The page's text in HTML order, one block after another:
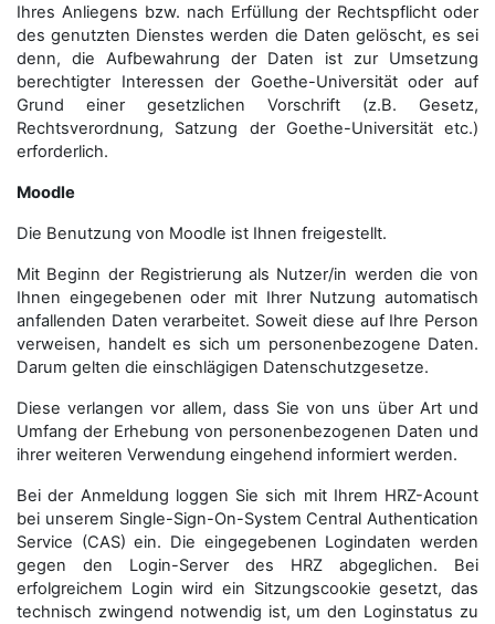
Ihres Anliegens bzw. nach Erfüllung der Rechtspflicht oder
des genutzten Dienstes werden die Daten gelöscht, es sei
denn, die Aufbewahrung der Daten ist zur Umsetzung
berechtigter Interessen der Goethe-Universität oder auf
Grund einer gesetzlichen Vorschrift (z.B. Gesetz,
Rechtsverordnung, Satzung der Goethe-Universität etc.)
erforderlich.
Moodle
Die Benutzung von Moodle ist Ihnen freigestellt.
Mit Beginn der Registrierung als Nutzer/in werden die von
Ihnen eingegebenen oder mit Ihrer Nutzung automatisch
anfallenden Daten verarbeitet. Soweit diese auf Ihre Person
verweisen, handelt es sich um personenbezogene Daten.
Darum gelten die einschlägigen Datenschutzgesetze.
Diese verlangen vor allem, dass Sie von uns über Art und
Umfang der Erhebung von personenbezogenen Daten und
ihrer weiteren Verwendung eingehend informiert werden.
Bei der Anmeldung loggen Sie sich mit Ihrem HRZ-Acount
bei unserem Single-Sign-On-System Central Authentication
Service (CAS) ein. Die eingegebenen Logindaten werden
gegen den Login-Server des HRZ abgeglichen. Bei
erfolgreichem Login wird ein Sitzungscookie gesetzt, das
technisch zwingend notwendig ist, um den Loginstatus zu